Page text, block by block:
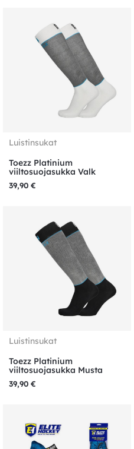
Luistinsukat
Toezz Platinium
viiltosuojasukka Valk
39,90 €
Luistinsukat
Toezz Platinium
viiltosuojasukka Musta
39,90 €